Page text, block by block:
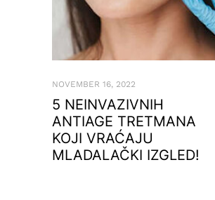
NOVEMBER 16, 2022
5 NEINVAZIVNIH
ANTIAGE TRETMANA
KOJI VRAĆAJU
MLADALAČKI IZGLED!